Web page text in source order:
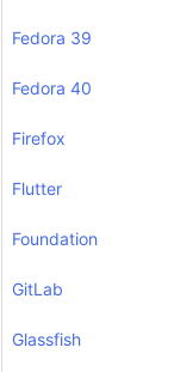
Fedora 39
Fedora 40
Firefox
Flutter
Foundation
GitLab
Glassfish